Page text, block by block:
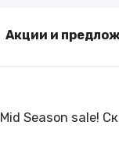
Акции и
Mid Season sale!